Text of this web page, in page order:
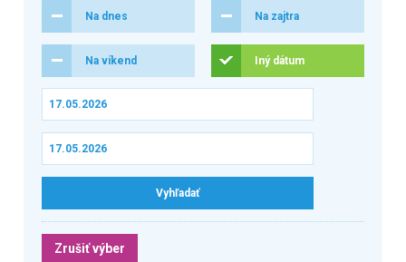
Na dnes Na zajtra
Na víkend Iný dátum
Zrušiť výber